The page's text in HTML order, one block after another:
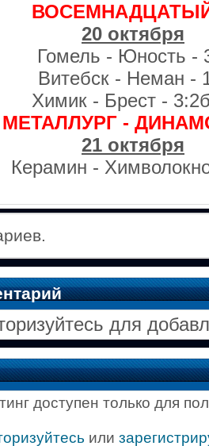
20 октября
Гомель - Юность -
Витебск - Неман -
Химик - Брест -
МЕТАЛЛУРГ -
21 октября
Керамин -
для
доступен только для
или